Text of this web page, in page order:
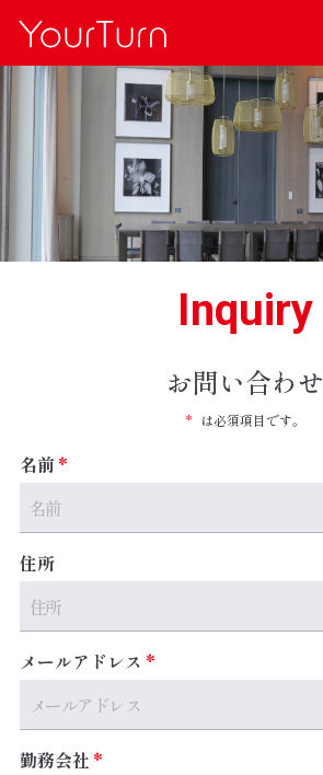
Inquiry
お問い合わせ
* は必須項目です。
名前
住所
メールアドレス
勤務会社